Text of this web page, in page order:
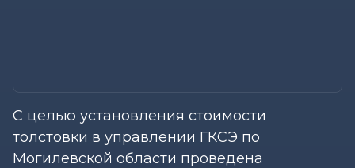
С целью установления стоимости
толстовки в управлении ГКСЭ по
Могилевской области проведена